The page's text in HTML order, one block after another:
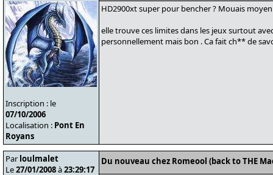
Inscription : le
07/10/2006
Localisation : Pont En
Royans
HD2900xt super pour bencher ? Mouais
elle trouve ces limites dans les jeux surtout
personnellement mais bon . Ca fait ch** de
Par loulmalet
Le27/01/2008à23:29:17
Du nouveau chez Romeool (back to THE